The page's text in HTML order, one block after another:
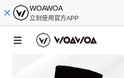
WOAWOA
立刻使用官方APP